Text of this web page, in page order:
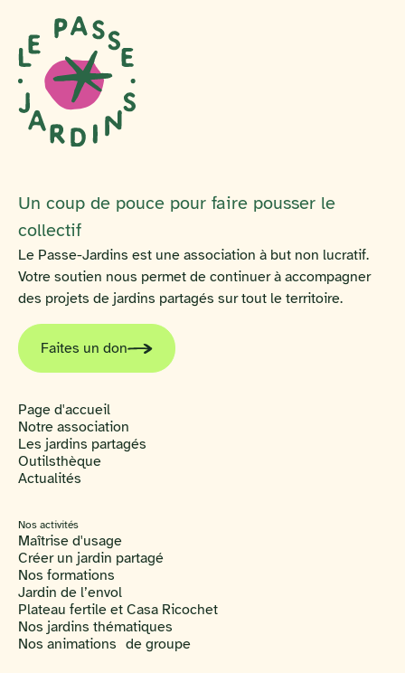
Un coup de pouce pour faire pousser le
collectif
Le Passe-Jardins est une association à but non lucratif.
Votre soutien nous permet de continuer à accompagner
des projets de jardins partagés sur tout le territoire.
Faites un don
Page d'accueil
Notre association
Les jardins partagés
Outilsthèque
Actualités
Nos activités
Maîtrise d'usage
Créer un jardin partagé
Nos formations
Jardin de l’envol
Plateau fertile et Casa Ricochet
Nos jardins thématiques
Nos animations de groupe